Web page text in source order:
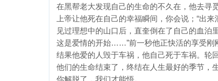
在黑帮老大发现自己的生命的不久在，他去寻
上帝让他死在自己的幸福瞬间，你会说；“出
见过理想中的山口后，直奎倒在了自己的血泊
这是爱情的开始……”前一秒他正快活的享受刚
结果他爱的人毁于车祸，他自己死于车祸。轮
他们的生命结束了，终结在人生最好的季节，
你解脱了，我们才能悟。